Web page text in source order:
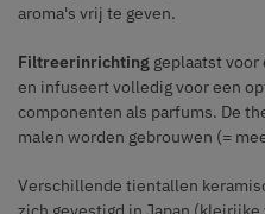
aroma's vrij te geven.
Filtreerinrichting geplaatst
en infuseert volledig voor een
componenten als parfums. De
malen worden gebrouwen (=
Verschillende tientallen